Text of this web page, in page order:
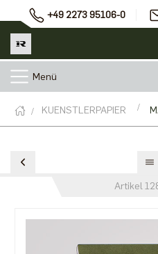
+49 2273 95106-0
Menü
KUENSTLERPAPIER
Artikel